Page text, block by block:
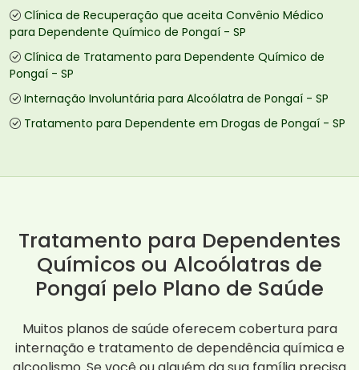
Clínica de Recuperação que aceita Convênio Médico
para Dependente Químico de Pongaí - SP
Clínica de Tratamento para Dependente Químico de
Pongaí - SP
Internação Involuntária para Alcoólatra de Pongaí - SP
Tratamento para Dependente em Drogas de Pongaí - SP
Tratamento para Dependentes
Químicos ou Alcoólatras de
Pongaí pelo Plano de Saúde
Muitos planos de saúde oferecem cobertura para
internação e tratamento de dependência química e